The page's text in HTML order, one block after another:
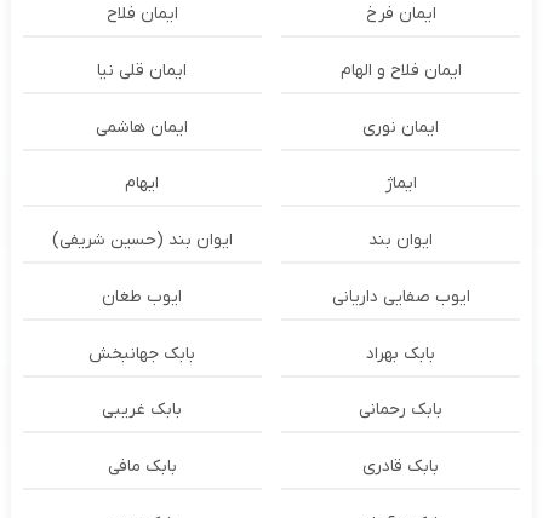
ایمان فرخ ایمان فلاح
ایمان فلاح و الهام ایمان قلی نیا
ایمان نوری ایمان هاشمی
ایماژ ایهام
ایوان بند ایوان بند (حسین شریفی)
ایوب صفایی داریانی ایوب طغان
بابک بهراد بابک جهانبخش
بابک رحمانی بابک غریبی
بابک قادری بابک مافی